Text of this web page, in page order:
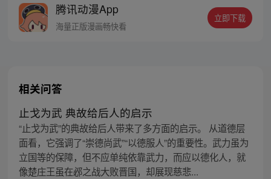
腾讯动漫App
海量正版漫画畅快看
立即下载
相关问答
止戈为武 典故给后人的启示
“止戈为武”的典故给后人带来了多方面的启示。 从道德层
面看，它强调了“崇德尚武”“以德服人”的重要性。武力虽为
立国等的保障，但不应单纯依靠武力，而应以德化人，就
像楚庄王虽在邲之战大败晋国，却展现慈悲...